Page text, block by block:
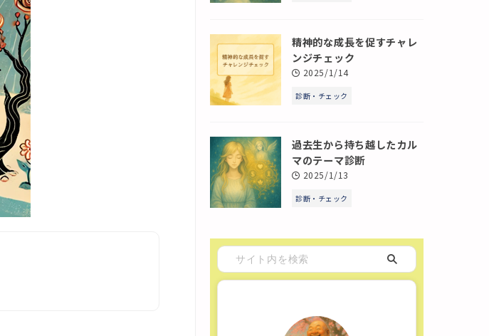
精神的な成長を促すチャレ
ンジチェック
2025/1/14
診断・チェック
過去生から持ち越したカル
マのテーマ診断
2025/1/13
診断・チェック